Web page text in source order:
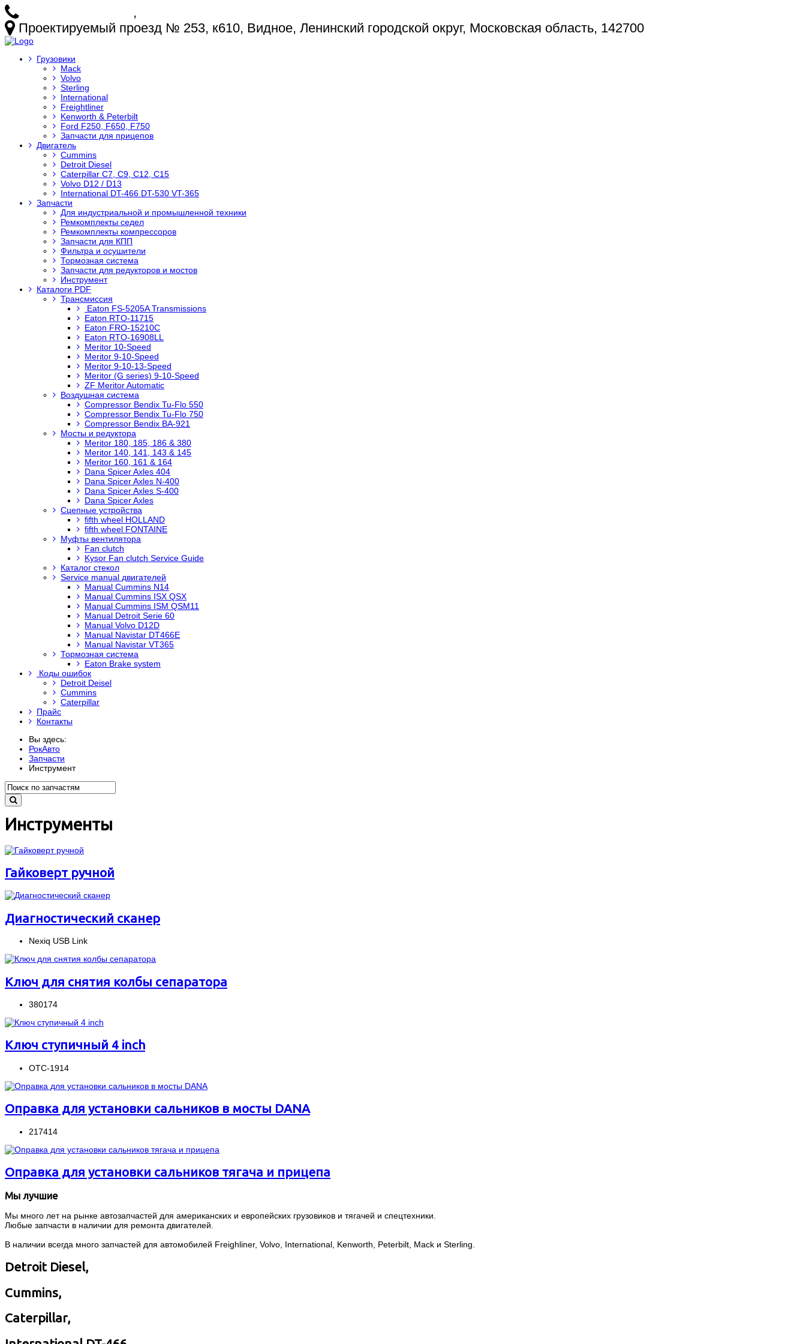
,
Проектируемый проезд № 253, к610, Видное, Ленинский городской округ, Московская область, 142700
Грузовики
Mack
Volvo
Sterling
International
Freightliner
Kenworth & Peterbilt
Ford F250, F650, F750
Запчасти для прицепов
Двигатель
Cummins
Detroit Diesel
Caterpillar C7, C9, C12, C15
Volvo D12 / D13
International DT-466 DT-530 VT-365
Запчасти
Для индустриальной и промышленной техники
Ремкомплекты седел
Ремкомплекты компрессоров
Запчасти для КПП
Фильтра и осушители
Тормозная система
Запчасти для редукторов и мостов
Инструмент
Каталоги PDF
Трансмиссия
Eaton FS-5205A Transmissions
Eaton RTO-11715
Eaton FRO-15210C
Eaton RTO-16908LL
Meritor 10-Speed
Meritor 9-10-Speed
Meritor 9-10-13-Speed
Meritor (G series) 9-10-Speed
ZF Meritor Automatic
Воздушная система
Compressor Bendix Tu-Flo 550
Compressor Bendix Tu-Flo 750
Compressor Bendix BA-921
Мосты и редуктора
Meritor 180, 185, 186 & 380
Meritor 140, 141, 143 & 145
Meritor 160, 161 & 164
Dana Spicer Axles 404
Dana Spicer Axles N-400
Dana Spicer Axles S-400
Dana Spicer Axles
Сцепные устройства
fifth wheel HOLLAND
fifth wheel FONTAINE
Муфты вентилятора
Fan clutch
Kysor Fan clutch Service Guide
Каталог стекол
Service manual двигателей
Manual Cummins N14
Manual Cummins ISX QSX
Manual Cummins ISM QSM11
Manual Detroit Serie 60
Manual Volvo D12D
Manual Navistar DT466E
Manual Navistar VT365
Тормозная система
Eaton Brake system
Коды ошибок
Detroit Deisel
Cummins
Caterpillar
Прайс
Контакты
Вы здесь:
РокАвто
Запчасти
Инструмент
Инструменты
Гайковерт ручной
Диагностический сканер
Nexiq USB Link
Ключ для снятия колбы сепаратора
380174
Ключ ступичный 4 inch
OTC-1914
Оправка для установки сальников в мосты DANA
217414
Оправка для установки сальников тягача и прицепа
Мы лучшие
Мы много лет на рынке автозапчастей для американских и европейских грузовиков и тягачей и спецтехники.
Любые запчасти в наличии для ремонта двигателей.
В наличии всегда много запчастей для автомобилей Freighliner, Volvo, International, Kenworth, Peterbilt, Mack и Sterling.
Detroit Diesel,
Cummins,
Caterpillar,